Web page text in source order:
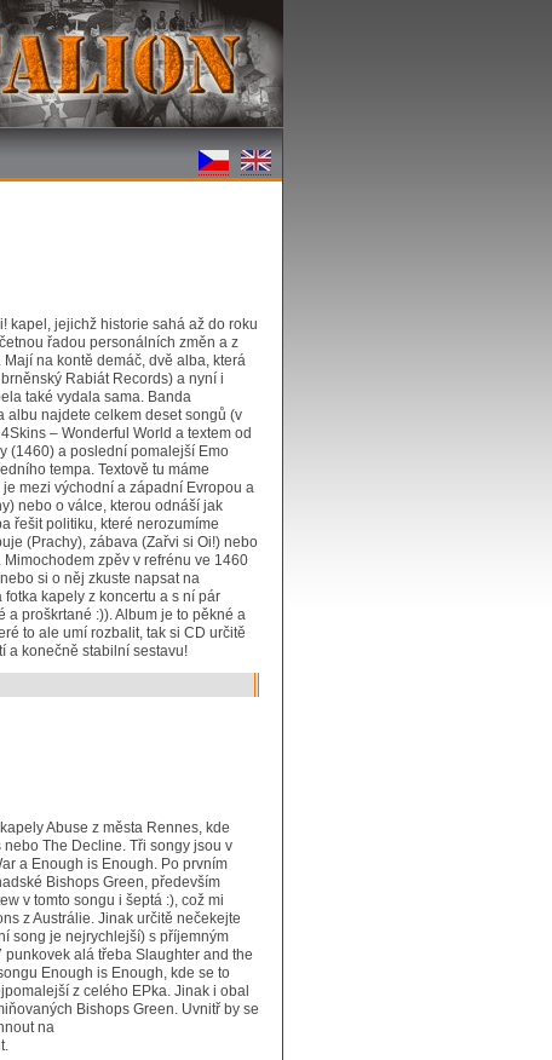
kapel, jejichž historie sahá až do roku
řadou personálních změn a z
na kontě demáč, dvě alba, která
Rabiát Records) a nyní i
také vydala sama. Banda
albu najdete celkem deset songů (v
– Wonderful World a textem od
(1460) a poslední pomalejší Emo
tempa. Textově tu máme
mezi východní a západní Evropou a
nebo o válce, kterou odnáší jak
řešit politiku, které nerozumíme
(Prachy), zábava (Zařvi si Oi!) nebo
zpěv v refrénu ve 1460
si o něj zkuste napsat na
kapely z koncertu a s ní pár
proškrtané :)). Album je to pěkné a
to ale umí rozbalit, tak si CD určitě
a konečně stabilní sestavu!
Abuse z města Rennes, kde
The Decline. Tři songy jsou v
a Enough is Enough. Po prvním
Bishops Green, především
v tomto songu i šeptá :), což mi
z Austrálie. Jinak určitě nečekejte
song je nejrychlejší) s příjemným
alá třeba Slaughter and the
Enough is Enough, kde se to
z celého EPka. Jinak i obal
Bishops Green. Uvnitř by se
na